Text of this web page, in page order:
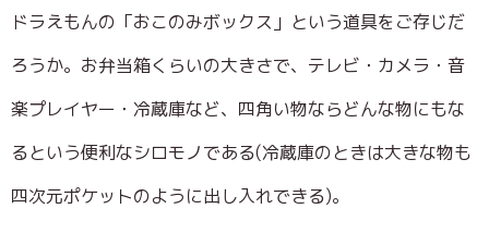
ドラえもんの「おこのみボックス」という道具をご存じだ
ろうか。お弁当箱くらいの大きさで、テレビ・カメラ・音
楽プレイヤー・冷蔵庫など、四角い物ならどんな物にもな
るという便利なシロモノである(冷蔵庫のときは大きな物も
四次元ポケットのように出し入れできる)。